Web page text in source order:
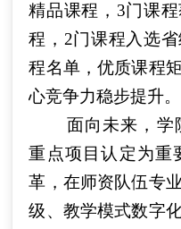
精品课程，3门课
程，2门课程入选
程名单，优质课程
心竞争力稳步提升。
面向未来，学
重点项目认定为重
革，在师资队伍专
级、教学模式数字